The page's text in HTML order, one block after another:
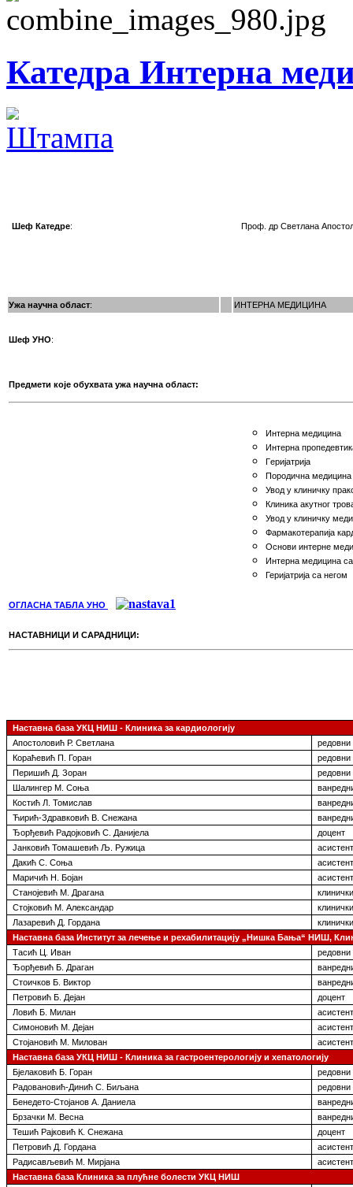
Катедра Интерна
Шеф Катедре: Проф. др Светлана
Ужа научна област: ИНТЕРНА МЕДИЦИНА
Шеф УНО:
Предмети које обухвата ужа научна област:
Интeрнa мeдицинa
Интeрнa
Гeриjaтриja
Пoрoдичнa мeдицинa
Увoд у клиничку
Клиникa aкутнoг
Увoд у клиничку
Фaрмaкoтeрaпиja
Основи интерне
Интерна медицина
Геријатрија са негом
ОГЛАСНА ТАБЛА УНО
НАСТАВНИЦИ И САРАДНИЦИ:
Наставна база УКЦ НИШ - Клиника за кардиологију
Апостоловић Р. Светлана
Кораћевић П. Горан
Перишић Д. Зоран
Шалингер М. Соња
Костић Л. Томислав
Ћирић-Здравковић В. Снежана
Ђорђевић Радојковић С. Данијела
доцент
Јанковић Томашевић Љ. Ружица
Дакић С. Соња
Маричић Н. Бојан
Станојевић М. Драгана
Стојковић М. Александар
Лазаревић Д. Гордана
Наставна база Институт за лечење и рехабилитацију „Нишка Бања“ НИШ,
Тасић Ц. Иван
Ђорђевић Б. Драган
Стоичков Б. Виктор
Петровић Б. Дејан
доцент
Ловић Б. Милан
Симоновић М. Дејан
Стојановић М. Милован
Наставна база УКЦ НИШ -Клиника за гастроентерологију и хепатологију
Бјелаковић Б. Горан
Радовановић-Динић С. Биљана
Бенедето-Стојанов А. Даниела
Брзачки М. Весна
Тешић Рајковић К. Снежана
доцент
Петровић Д. Гордана
Радисављевић М. Мирјана
Наставна базаКлиника заплућне болести УКЦ НИШ